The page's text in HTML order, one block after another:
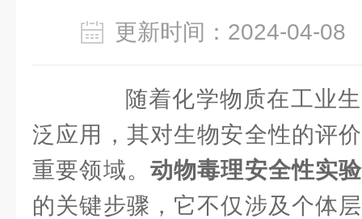
更新时间：2024-04-
随着化学物质在工业生
泛应用，其对生物安全性的评
重要领域。 动物毒理安全性实验
的关键步骤，它不仅涉及个体